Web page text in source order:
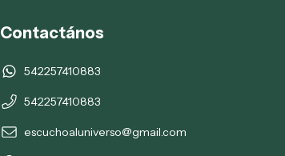
Contactános
542257410883
542257410883
escuchoaluniverso@gmail.com